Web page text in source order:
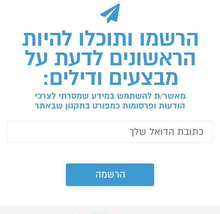
הרשמו ותוכלו להיות
הראשונים לדעת על
מבצעים ודילים:
מאשר/ת להשתמש במידע שמסרתי לצרכי
הודעות ופרסומות כמפורט בתקנון שבאתר